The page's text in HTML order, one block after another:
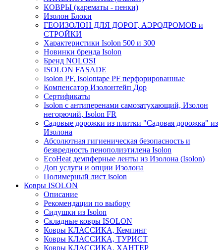
КОВРЫ (карематы - пенки)
Изолон Блоки
ГЕОИЗОЛОН ДЛЯ ДОРОГ, АЭРОДРОМОВ и
СТРОЙКИ
Характеристики Isolon 500 и 300
Новинки бренда Isolon
Бренд NOLOSI
ISOLON FASADE
Isolon PF, Isolontape PF перфорированные
Компенсатор Изолонтейп Дор
Сертификаты
Isolon с антиперенами самозатухающий, Изолон
негорючий, Isolon FR
Садовые дорожки из плитки "Садовая дорожка" из
Изолона
Абсолютная гигиеническая безопасность и
безвредность пенополиэтилена Isolon
EcoHeat демпферные ленты из Изолона (Isolon)
Доп услуги и опции Изолона
Полимерный лист isolon
Ковры ISOLON
Описание
Рекомендации по выбору
Сидушки из Isolon
Складные ковры ISOLON
Ковры КЛАССИКА, Кемпинг
Ковры КЛАССИКА, ТУРИСТ
Ковры КЛАССИКА, ХАНТЕР